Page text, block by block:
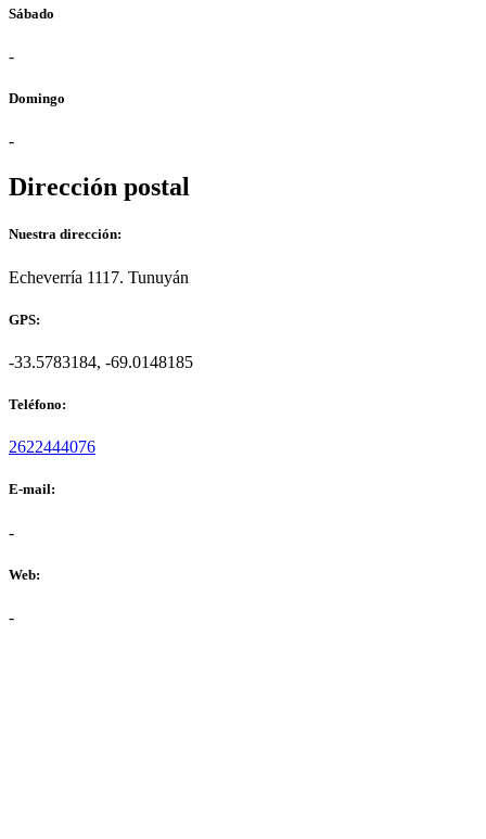
Sábado
-
Domingo
-
Dirección postal
Nuestra dirección:
Echeverría 1117. Tunuyán
GPS:
-33.5783184, -69.0148185
Teléfono:
2622444076
E-mail:
-
Web:
-